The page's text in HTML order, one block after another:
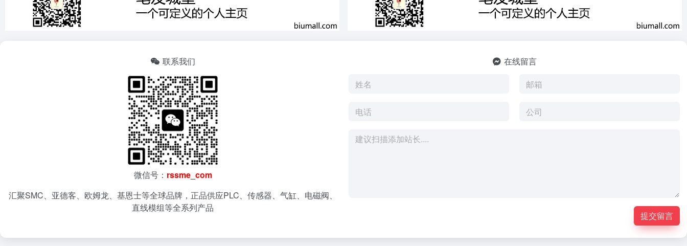
联系我们
微信号： rssme_com
汇聚SMC、亚德客、欧姆龙、基恩士等全球品牌，正品供应PLC、传感器、气缸、电磁阀、
直线模组等全系列产品
在线留言
提交留言